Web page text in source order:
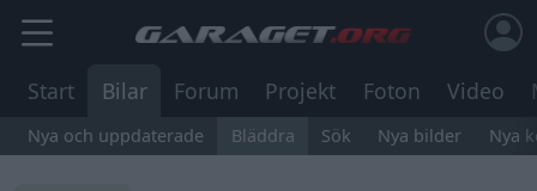
Start Bilar Forum Projekt Foton Video
Nya och uppdaterade Bläddra Sök Nya bilder Nya